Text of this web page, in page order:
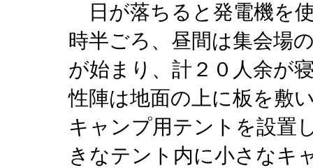
日が落ちると発電機を
時半ごろ、昼間は集会場
が始まり、計２０人余が
性陣は地面の上に板を敷
キャンプ用テントを設置
きなテント内に小さなキ